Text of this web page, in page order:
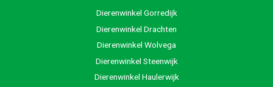
Dierenwinkel Gorredijk
Dierenwinkel Drachten
Dierenwinkel Wolvega
Dierenwinkel Steenwijk
Dierenwinkel Haulerwijk